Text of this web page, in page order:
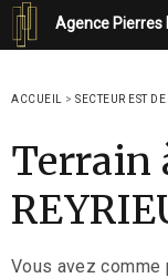
Agence Pierres
ACCUEIL > SECTEUR EST
Terrain
Vous avez